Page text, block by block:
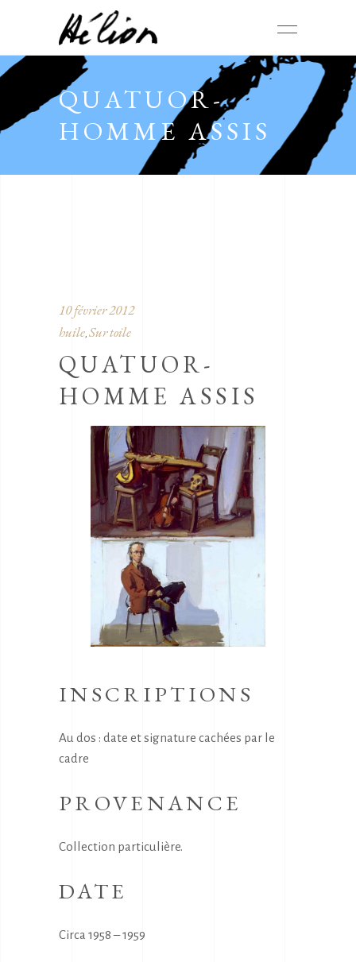
QUATUOR-
HOMME ASSIS
10 février 2012
huile, Sur toile
QUATUOR-
HOMME ASSIS
INSCRIPTIONS
Au dos : date et signature cachées par le
cadre
PROVENANCE
Collection particulière.
DATE
Circa 1958 – 1959